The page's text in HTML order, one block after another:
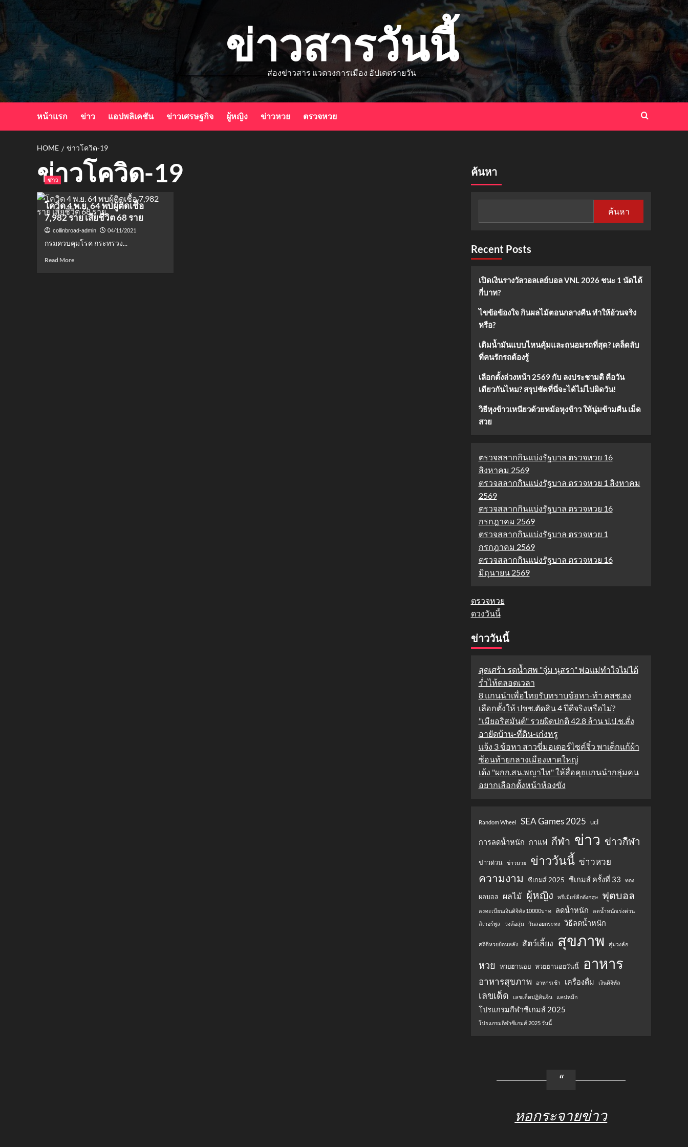
to
content
ข่าวสารวันนี้
ส่องข่าวสาร แวดวงการเมือง อัปเดตรายวัน
หน้าแรก ข่าว แอปพลิเคชัน ข่าวเศรษฐกิจ ผู้หญิง ข่าวหวย ตรวจหวย
HOME ข่าวโควิด-19
ข่าวโควิด-19
ข่าว
โควิด 4 พ.ย. 64 พบผู้ติดเชื้อ
7,982 ราย เสียชีวิต 68 ราย
collinbroad-admin 04/11/2021
กรมควบคุมโรค กระทรวง...
Read MoreRead
ค้นหา
ค้นหา
Recent Posts
เปิดเงินรางวัลวอลเลย์บอล VNL 2026 ชนะ 1 นัดได้
กี่บาท?
ไขข้อข้องใจ กินผลไม้ตอนกลางคืน ทำให้อ้วนจริง
หรือ?
เติมน้ำมันแบบไหนคุ้มและถนอมรถที่สุด? เคล็ดลับ
ที่คนรักรถต้องรู้
เลือกตั้งล่วงหน้า 2569 กับ ลงประชามติ คือวัน
เดียวกันไหม? สรุปชัดที่นี่จะได้ไม่ไปผิดวัน!
วิธีหุงข้าวเหนียวด้วยหม้อหุงข้าว ให้นุ่มข้ามคืน เม็ด
สวย
ตรวจสลากกินแบ่งรัฐบาล ตรวจหวย 16
สิงหาคม 2569
ตรวจสลากกินแบ่งรัฐบาล ตรวจหวย 1 สิงหาคม
2569
ตรวจสลากกินแบ่งรัฐบาล ตรวจหวย 16
กรกฎาคม 2569
ตรวจสลากกินแบ่งรัฐบาล ตรวจหวย 1
กรกฎาคม 2569
ตรวจสลากกินแบ่งรัฐบาล ตรวจหวย 16
มิถุนายน 2569
ตรวจหวย
ดวงวันนี้
ข่าววันนี้
สุดเศร้า รดน้ำศพ "จุ๋ม นุสรา" พ่อแม่ทำใจไม่ได้
ร่ำไห้ตลอดเวลา
8 แกนนำเพื่อไทยรับทราบข้อหา-ท้า คสช.ลง
เลือกตั้งให้ ปชช.ตัดสิน 4 ปีดีจริงหรือไม่?
"เมียอริสมันต์" รวยผิดปกติ 42.8 ล้าน ป.ป.ช.สั่ง
อายัดบ้าน-ที่ดิน-เก๋งหรู
แจ้ง 3 ข้อหา สาวขี่มอเตอร์ไซค์จิ๋ว พาเด็กแก้ผ้า
ซ้อนท้ายกลางเมืองหาดใหญ่
เด้ง "ผกก.สน.พญาไท" ให้สื่อคุยแกนนำกลุ่มคน
อยากเลือกตั้งหน้าห้องขัง
Random Wheel SEA Games 2025 ucl
การลดน้ำหนัก กาแฟ กีฬา ข่าว ข่าวกีฬา
ข่าวด่วน ข่าวมวย ข่าววันนี้ ข่าวหวย
ความงาม ซีเกมส์ 2025 ซีเกมส์ ครั้งที่ 33 ทอง
ผลบอล ผลไม้ ผู้หญิง พรีเมียร์ลีกอังกฤษ ฟุตบอล
ลงทะเบียนเงินดิจิทัล10000บาท ลดน้ำหนัก
ลดน้ำหนักเร่งด่วน
ลิเวอร์พูล
วงล้อสุ่ม วันลอยกระทง วิธีลดน้ำหนัก
สถิติหวยย้อนหลัง สัตว์เลี้ยง สุขภาพ สุ่มวงล้อ
หวย หวยฮานอย หวยฮานอยวันนี้ อาหาร
อาหารสุขภาพ อาหารเช้า เครื่องดื่ม เงินดิจิทัล
เลขเด็ด เลขเด็ดปฏิทินจีน แคปหมึก
โปรแกรมกีฬาซีเกมส์ 2025
โปรแกรมกีฬาซีเกมส์ 2025 วันนี้
หอกระจายข่าว